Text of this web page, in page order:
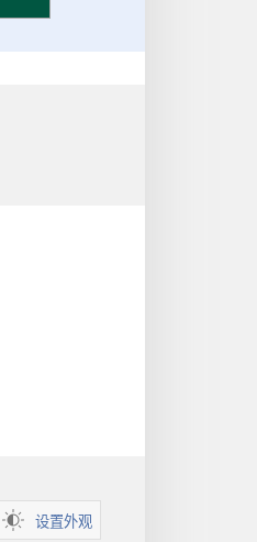
设置外观